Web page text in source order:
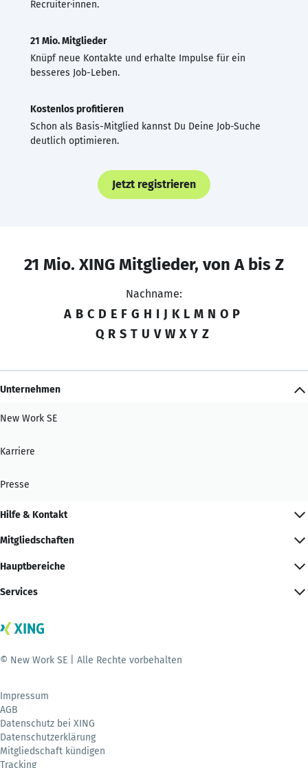
Recruiter·innen.
21 Mio. Mitglieder
Knüpf neue Kontakte und erhalte Impulse für ein
besseres Job-Leben.
Kostenlos profitieren
Schon als Basis-Mitglied kannst Du Deine Job-Suche
deutlich optimieren.
Jetzt registrieren
21 Mio. XING Mitglieder, von A bis Z
Nachname:
A B C D E F G H I J K L M N O P
Q R S T U V W X Y Z
Unternehmen
New Work SE
Karriere
Presse
Hilfe & Kontakt
Mitgliedschaften
Hauptbereiche
Services
© New Work SE | Alle Rechte vorbehalten
Impressum
AGB
Datenschutz bei XING
Datenschutzerklärung
Mitgliedschaft kündigen
Tracking